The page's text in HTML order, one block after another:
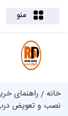
منو
خانه
راهنمای
نصب و تعویض